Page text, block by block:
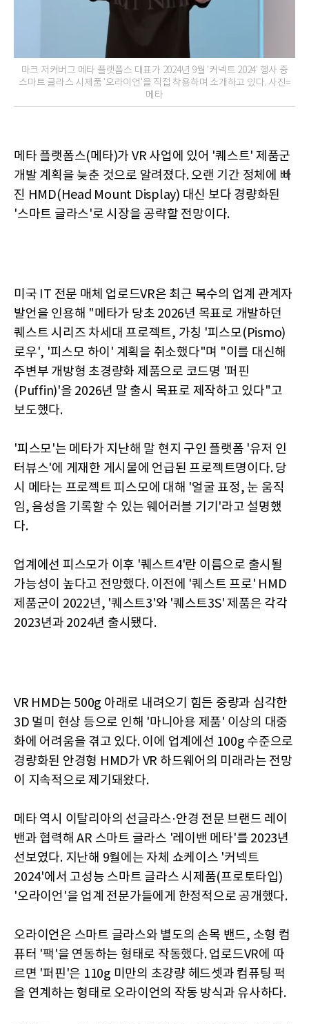
마크 저커버그 메타 플랫폼스 대표가 2024년 9월 '커넥트 2024' 행사 중
스마트 글라스 시제품 '오라이언'을 직접 착용하며 소개하고 있다. 사진=
메타
메타 플랫폼스(메타)가 VR 사업에 있어 '퀘스트' 제품군
개발 계획을 늦춘 것으로 알려졌다. 오랜 기간 정체에 빠
진 HMD(Head Mount Display) 대신 보다 경량화된
'스마트 글라스'로 시장을 공략할 전망이다.
미국 IT 전문 매체 업로드VR은 최근 복수의 업계 관계자
발언을 인용해 "메타가 당초 2026년 목표로 개발하던
퀘스트 시리즈 차세대 프로젝트, 가칭 '피스모(Pismo)
로우', '피스모 하이' 계획을 취소했다"며 "이를 대신해
주변부 개방형 초경량화 제품으로 코드명 '퍼핀
(Puffin)'을 2026년 말 출시 목표로 제작하고 있다"고
보도했다.
'피스모'는 메타가 지난해 말 현지 구인 플랫폼 '유저 인
터뷰스'에 게재한 게시물에 언급된 프로젝트명이다. 당
시 메타는 프로젝트 피스모에 대해 '얼굴 표정, 눈 움직
임, 음성을 기록할 수 있는 웨어러블 기기'라고 설명했
다.
업계에선 피스모가 이후 '퀘스트4'란 이름으로 출시될
가능성이 높다고 전망했다. 이전에 '퀘스트 프로' HMD
제품군이 2022년, '퀘스트3'와 '퀘스트3S' 제품은 각각
2023년과 2024년 출시됐다.
VR HMD는 500g 아래로 내려오기 힘든 중량과 심각한
3D 멀미 현상 등으로 인해 '마니아용 제품' 이상의 대중
화에 어려움을 겪고 있다. 이에 업계에선 100g 수준으로
경량화된 안경형 HMD가 VR 하드웨어의 미래라는 전망
이 지속적으로 제기돼왔다.
메타 역시 이탈리아의 선글라스·안경 전문 브랜드 레이
밴과 협력해 AR 스마트 글라스 '레이밴 메타'를 2023년
선보였다. 지난해 9월에는 자체 쇼케이스 '커넥트
2024'에서 고성능 스마트 글라스 시제품(프로토타입)
'오라이언'을 업계 전문가들에게 한정적으로 공개했다.
오라이언은 스마트 글라스와 별도의 손목 밴드, 소형 컴
퓨터 '팩'을 연동하는 형태로 작동했다. 업로드VR에 따
르면 '퍼핀'은 110g 미만의 초걍량 헤드셋과 컴퓨팅 퍽
을 연계하는 형태로 오라이언의 작동 방식과 유사하다.